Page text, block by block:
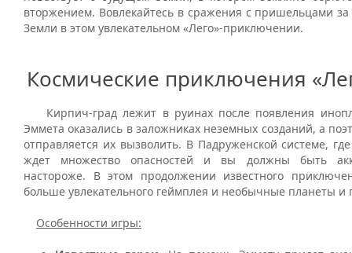
вторжением. Вовлекайтесь в сражения с пришельцами
Земли в этом увлекательном «Лего»-приключении.
Космические приключения
Кирпич-град лежит в руинах после появления
Эммета оказались в заложниках неземных созданий, а
отправляется их вызволить. В Падруженской системе,
ждет множество опасностей и вы должны быть
настороже. В этом продолжении известного
больше увлекательного геймплея и необычные планеты и
Особенности игры: